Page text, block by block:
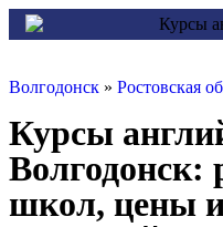
Волгодонск » Ростовская
Курсы
Волгодонск:
школ, цены